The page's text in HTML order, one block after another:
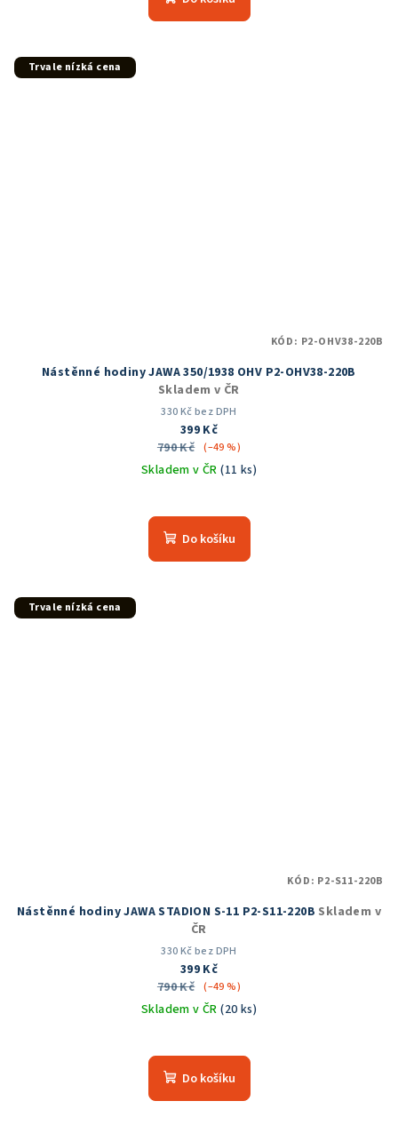
Trvale nízká cena
Nástěnné hodiny JAWA 350/1938 OHV P2-OHV38-220B
Skladem v ČR
330 Kč bez DPH
399 Kč
790 Kč (–49 %)
Skladem v ČR(11 ks)
hodnocení
produktu
Do košíku
KÓD: P2-OHV38-220B
Trvale nízká cena
Nástěnné hodiny JAWA STADION S-11 P2-S11-220B Skladem v
ČR
330 Kč bez DPH
399 Kč
790 Kč (–49 %)
Skladem v ČR(20 ks)
hodnocení
produktu
Do košíku
KÓD: P2-S11-220B